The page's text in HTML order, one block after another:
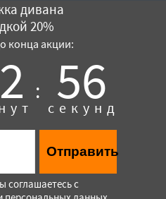
дивана
20%
конца акции:
: 55
секунд
Отправить
соглашаетесь с